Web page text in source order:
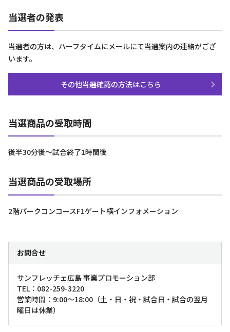
当選者の発表
当選者の方は、ハーフタイムにメールにて当選案内の連絡がござ
います。
その他当選確認の方法はこちら
当選商品の受取時間
後半30分後～試合終了1時間後
当選商品の受取場所
2階パークコンコースF1ゲート横インフォメーション
お問合せ
サンフレッチェ広島 事業プロモーション部
TEL：082-259-3220
営業時間：9:00～18:00（土・日・祝・試合日・試合の翌月
曜日は休業）